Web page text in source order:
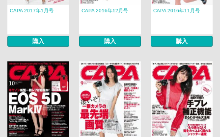
CAPA 2017年1月号
購入
CAPA 2016年12月号
購入
CAPA 2016年11月号
購入